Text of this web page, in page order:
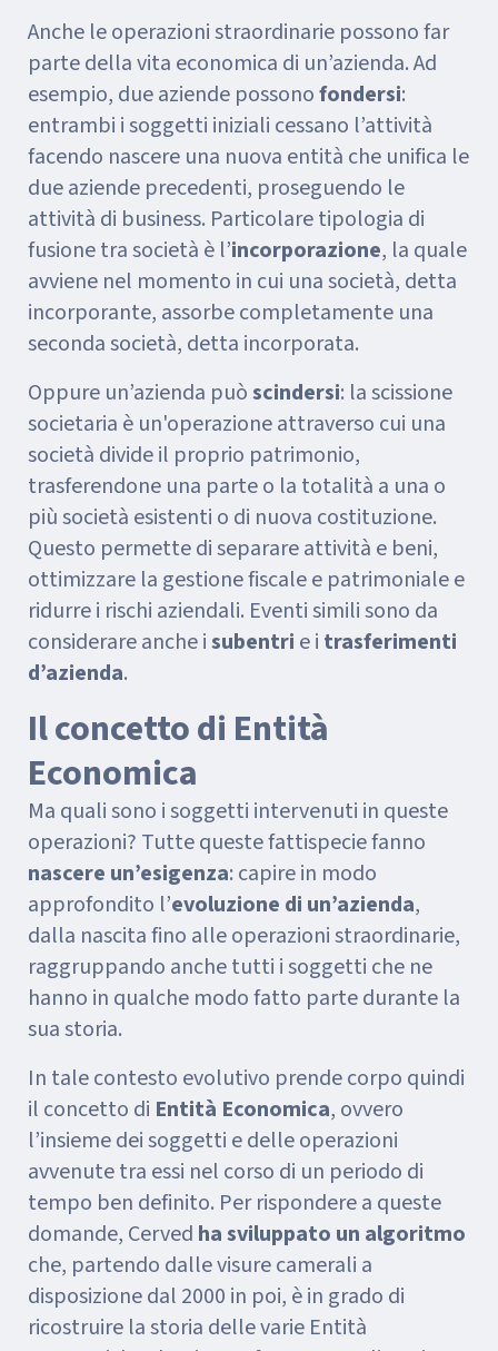
Anche le operazioni straordinarie possono far
parte della vita economica di un’azienda. Ad
esempio, due aziende possonofondersi:
entrambi i soggetti iniziali cessano l’attività
facendo nascere una nuova entità che unifica le
due aziende precedenti, proseguendo le
attività di business. Particolare tipologia di
fusione tra società è l’incorporazione, la quale
avviene nel momento in cui una società, detta
incorporante, assorbe completamente una
seconda società, detta incorporata.
Oppure un’azienda puòscindersi: la scissione
societaria è un'operazione attraverso cui una
società divide il proprio patrimonio,
trasferendone una parte o la totalità a una o
più società esistenti o di nuova costituzione.
Questo permette di separare attività e beni,
ottimizzare la gestione fiscale e patrimoniale e
ridurre i rischi aziendali. Eventi simili sono da
considerare anche isubentri e i trasferimenti
d’azienda.
Il concetto di Entità
Economica
Ma quali sono i soggetti intervenuti in queste
operazioni? Tutte queste fattispecie fanno
nascere un’esigenza: capire in modo
approfondito l’evoluzione di un’azienda,
dalla nascita fino alle operazioni straordinarie,
raggruppando anche tutti i soggetti che ne
hanno in qualche modo fatto parte durante la
sua storia.
In tale contesto evolutivo prende corpo quindi
il concetto di Entità Economica, ovvero
l’insieme dei soggetti e delle operazioni
avvenute tra essi nel corso di un periodo di
tempo ben definito. Per rispondere a queste
domande, Cerved ha sviluppato un algoritmo
che, partendo dalle visure camerali a
disposizione dal 2000 in poi, è in grado di
ricostruire la storia delle varie Entità